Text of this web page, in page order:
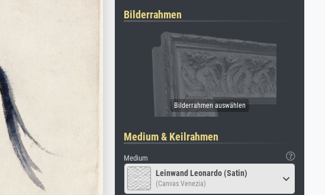
Bilderrahmen
Medium & Keilrahmen
Medium
Leinwand Leonardo (Satin)
(Canvas Venezia)